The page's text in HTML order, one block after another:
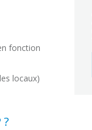
fonction
locaux)